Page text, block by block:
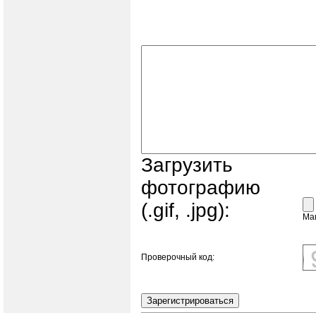
Загрузить
фотографию
(.gif, .jpg):
Проверочный код: